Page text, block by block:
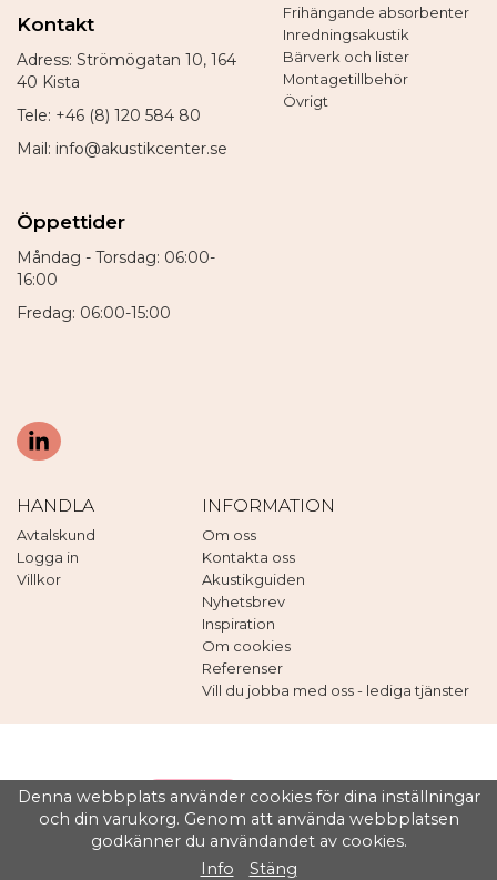
Kontakt
Adress: Strömögatan 10, 164
40 Kista
Tele: +46 (8) 120 584 80
Mail: info@akustikcenter.se
Öppettider
Måndag - Torsdag: 06:00-
16:00
Fredag: 06:00-15:00
Frihängande absorbenter
Inredningsakustik
Bärverk och lister
Montagetillbehör
Övrigt
HANDLA
Avtalskund
Logga in
Villkor
INFORMATION
Om oss
Kontakta oss
Akustikguiden
Nyhetsbrev
Inspiration
Om cookies
Referenser
Vill du jobba med oss - lediga tjänster
Drift & produktion:Wikinggruppen
Denna webbplats använder cookies för dina inställningar
och din varukorg. Genom att använda webbplatsen
godkänner du användandet av cookies.
Info
Stäng